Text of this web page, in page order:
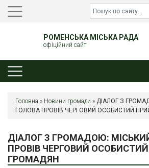
РОМЕНСЬКА МІСЬКА РАДА
офіційний сайт
Головна » Новини громади » ДІАЛОГ З
ГОЛОВА ПРОВІВ ЧЕРГОВИЙ ОСОБИСТИЙ
ДІАЛОГ З ГРОМАДОЮ:
ПРОВІВ ЧЕРГОВИЙ
ГРОМАДЯН